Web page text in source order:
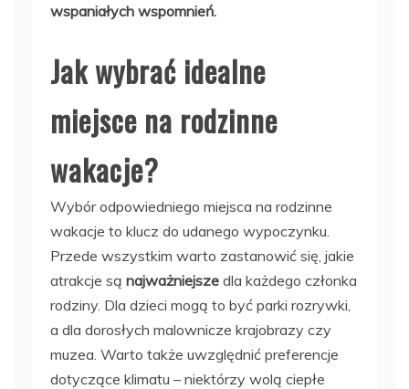
wspaniałych wspomnień.
Jak wybrać idealne
miejsce na rodzinne
wakacje?
Wybór odpowiedniego miejsca na rodzinne
wakacje to klucz do udanego wypoczynku.
Przede wszystkim warto zastanowić się, jakie
atrakcje są najważniejsze dla każdego członka
rodziny. Dla dzieci mogą to być parki rozrywki,
a dla dorosłych malownicze krajobrazy czy
muzea. Warto także uwzględnić preferencje
dotyczące klimatu – niektórzy wolą ciepłe